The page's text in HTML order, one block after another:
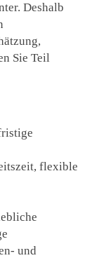
Deshalb
Sie Teil
flexible
und